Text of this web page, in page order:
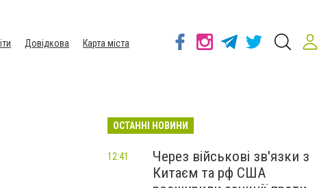
Довідкова
Карта міста
ОСТАННІ НОВИНИ
Через військові зв'язки з
Китаєм та рф США
12:41